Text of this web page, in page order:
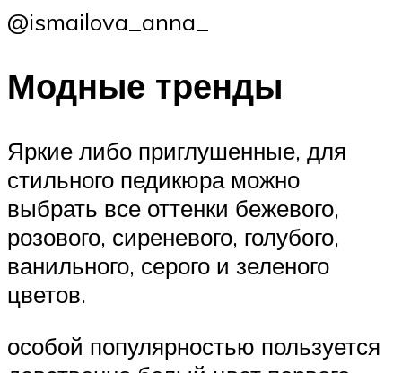
@ismailova_anna_
Модные тренды
Яркие либо приглушенные, для
стильного педикюра можно
выбрать все оттенки бежевого,
розового, сиреневого, голубого,
ванильного, серого и зеленого
цветов.
особой популярностью пользуется